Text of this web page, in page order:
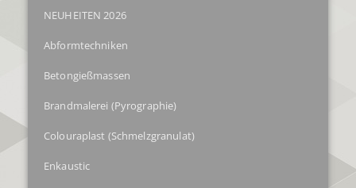
NEUHEITEN 2026
Abformtechniken
Betongießmassen
Brandmalerei (Pyrographie)
Colouraplast (Schmelzgranulat)
Enkaustic